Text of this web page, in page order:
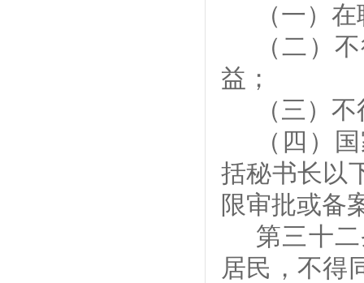
（一）
（二）
益；
（三）
（四）
括秘书长以
限审批或备
第三十二
居民，不得